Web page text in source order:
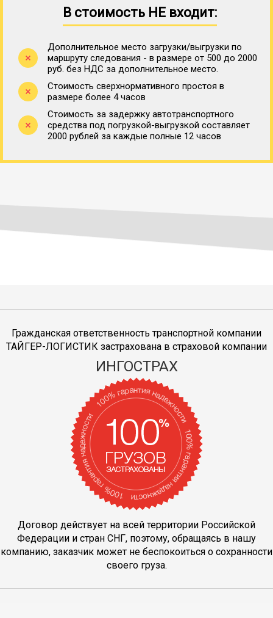
В стоимость НЕ входит:
Дополнительное место загрузки/выгрузки по
маршруту следования - в размере от 500 до 2000
руб. без НДС за дополнительное место.
Стоимость сверхнормативного простоя в
размере более 4 часов
Стоимость за задержку автотранспортного
средства под погрузкой-выгрузкой составляет
2000 рублей за каждые полные 12 часов
Гражданская ответственность транспортной компании
ТАЙГЕР-ЛОГИСТИК застрахована в страховой компании
ИНГОСТРАХ
Договор действует на всей территории Российской
Федерации и стран СНГ, поэтому, обращаясь в нашу
компанию, заказчик может не беспокоиться о сохранности
своего груза.